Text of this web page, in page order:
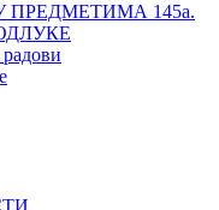
145а.